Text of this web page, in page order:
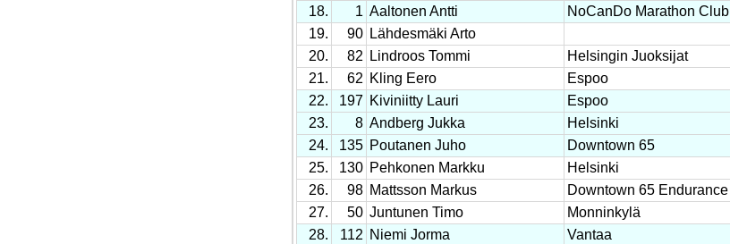
18.
1 Aaltonen Antti NoCanDo Marathon Club
19.
90 Lähdesmäki Arto
20.
82 Lindroos Tommi Helsingin Juoksijat
21.
62 Kling Eero Espoo
22.
197 Kiviniitty Lauri Espoo
23.
8 Andberg Jukka Helsinki
24.
135 Poutanen Juho Downtown 65
25.
130 Pehkonen Markku Helsinki
26.
98 Mattsson Markus Downtown 65 Endurance
27.
50 Juntunen Timo Monninkylä
28.
112 Niemi Jorma Vantaa